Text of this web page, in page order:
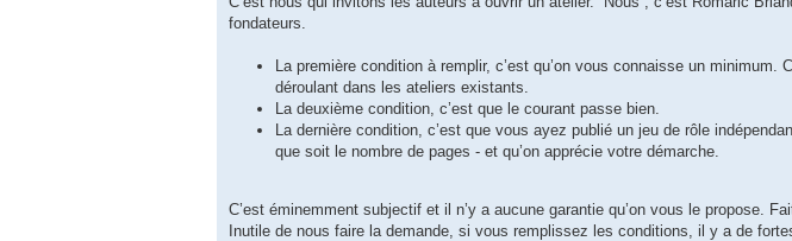
fondateurs.
La première condition à remplir, c’est qu’on vous connaisse un
déroulant dans les ateliers existants.
La deuxième condition, c’est que le courant passe bien.
La dernière condition, c’est que vous ayez publié un jeu de rôle
que soit le nombre de pages - et qu’on apprécie votre démarche.
C’est éminemment subjectif et il n’y a aucune garantie qu’on vous le propose.
Inutile de nous faire la demande, si vous remplissez les conditions, il y a de